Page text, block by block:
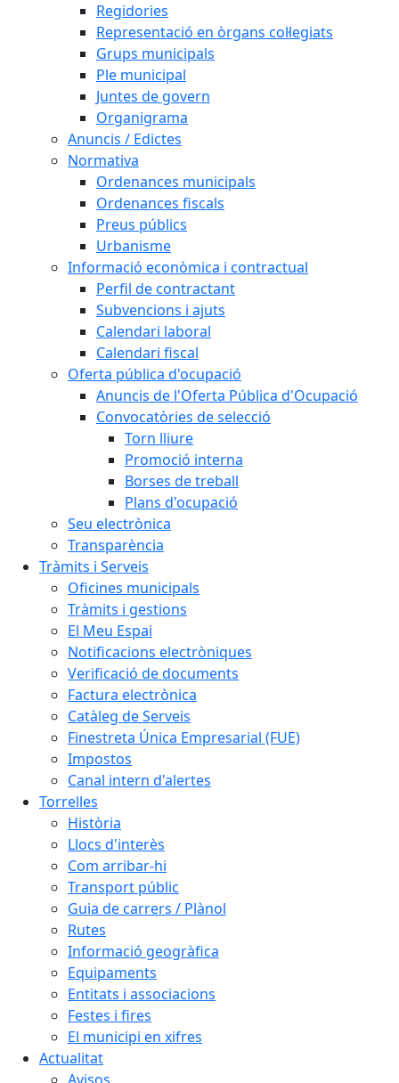
Regidories
Representació en òrgans col·legiats
Grups municipals
Ple municipal
Juntes de govern
Organigrama
Anuncis / Edictes
Normativa
Ordenances municipals
Ordenances fiscals
Preus públics
Urbanisme
Informació econòmica i contractual
Perfil de contractant
Subvencions i ajuts
Calendari laboral
Calendari fiscal
Oferta pública d'ocupació
Anuncis de l'Oferta Pública d'Ocupació
Convocatòries de selecció
Torn lliure
Promoció interna
Borses de treball
Plans d'ocupació
Seu electrònica
Transparència
Tràmits i Serveis
Oficines municipals
Tràmits i gestions
El Meu Espai
Notificacions electròniques
Verificació de documents
Factura electrònica
Catàleg de Serveis
Finestreta Única Empresarial (FUE)
Impostos
Canal intern d'alertes
Torrelles
Història
Llocs d'interès
Com arribar-hi
Transport públic
Guia de carrers / Plànol
Rutes
Informació geogràfica
Equipaments
Entitats i associacions
Festes i fires
El municipi en xifres
Actualitat